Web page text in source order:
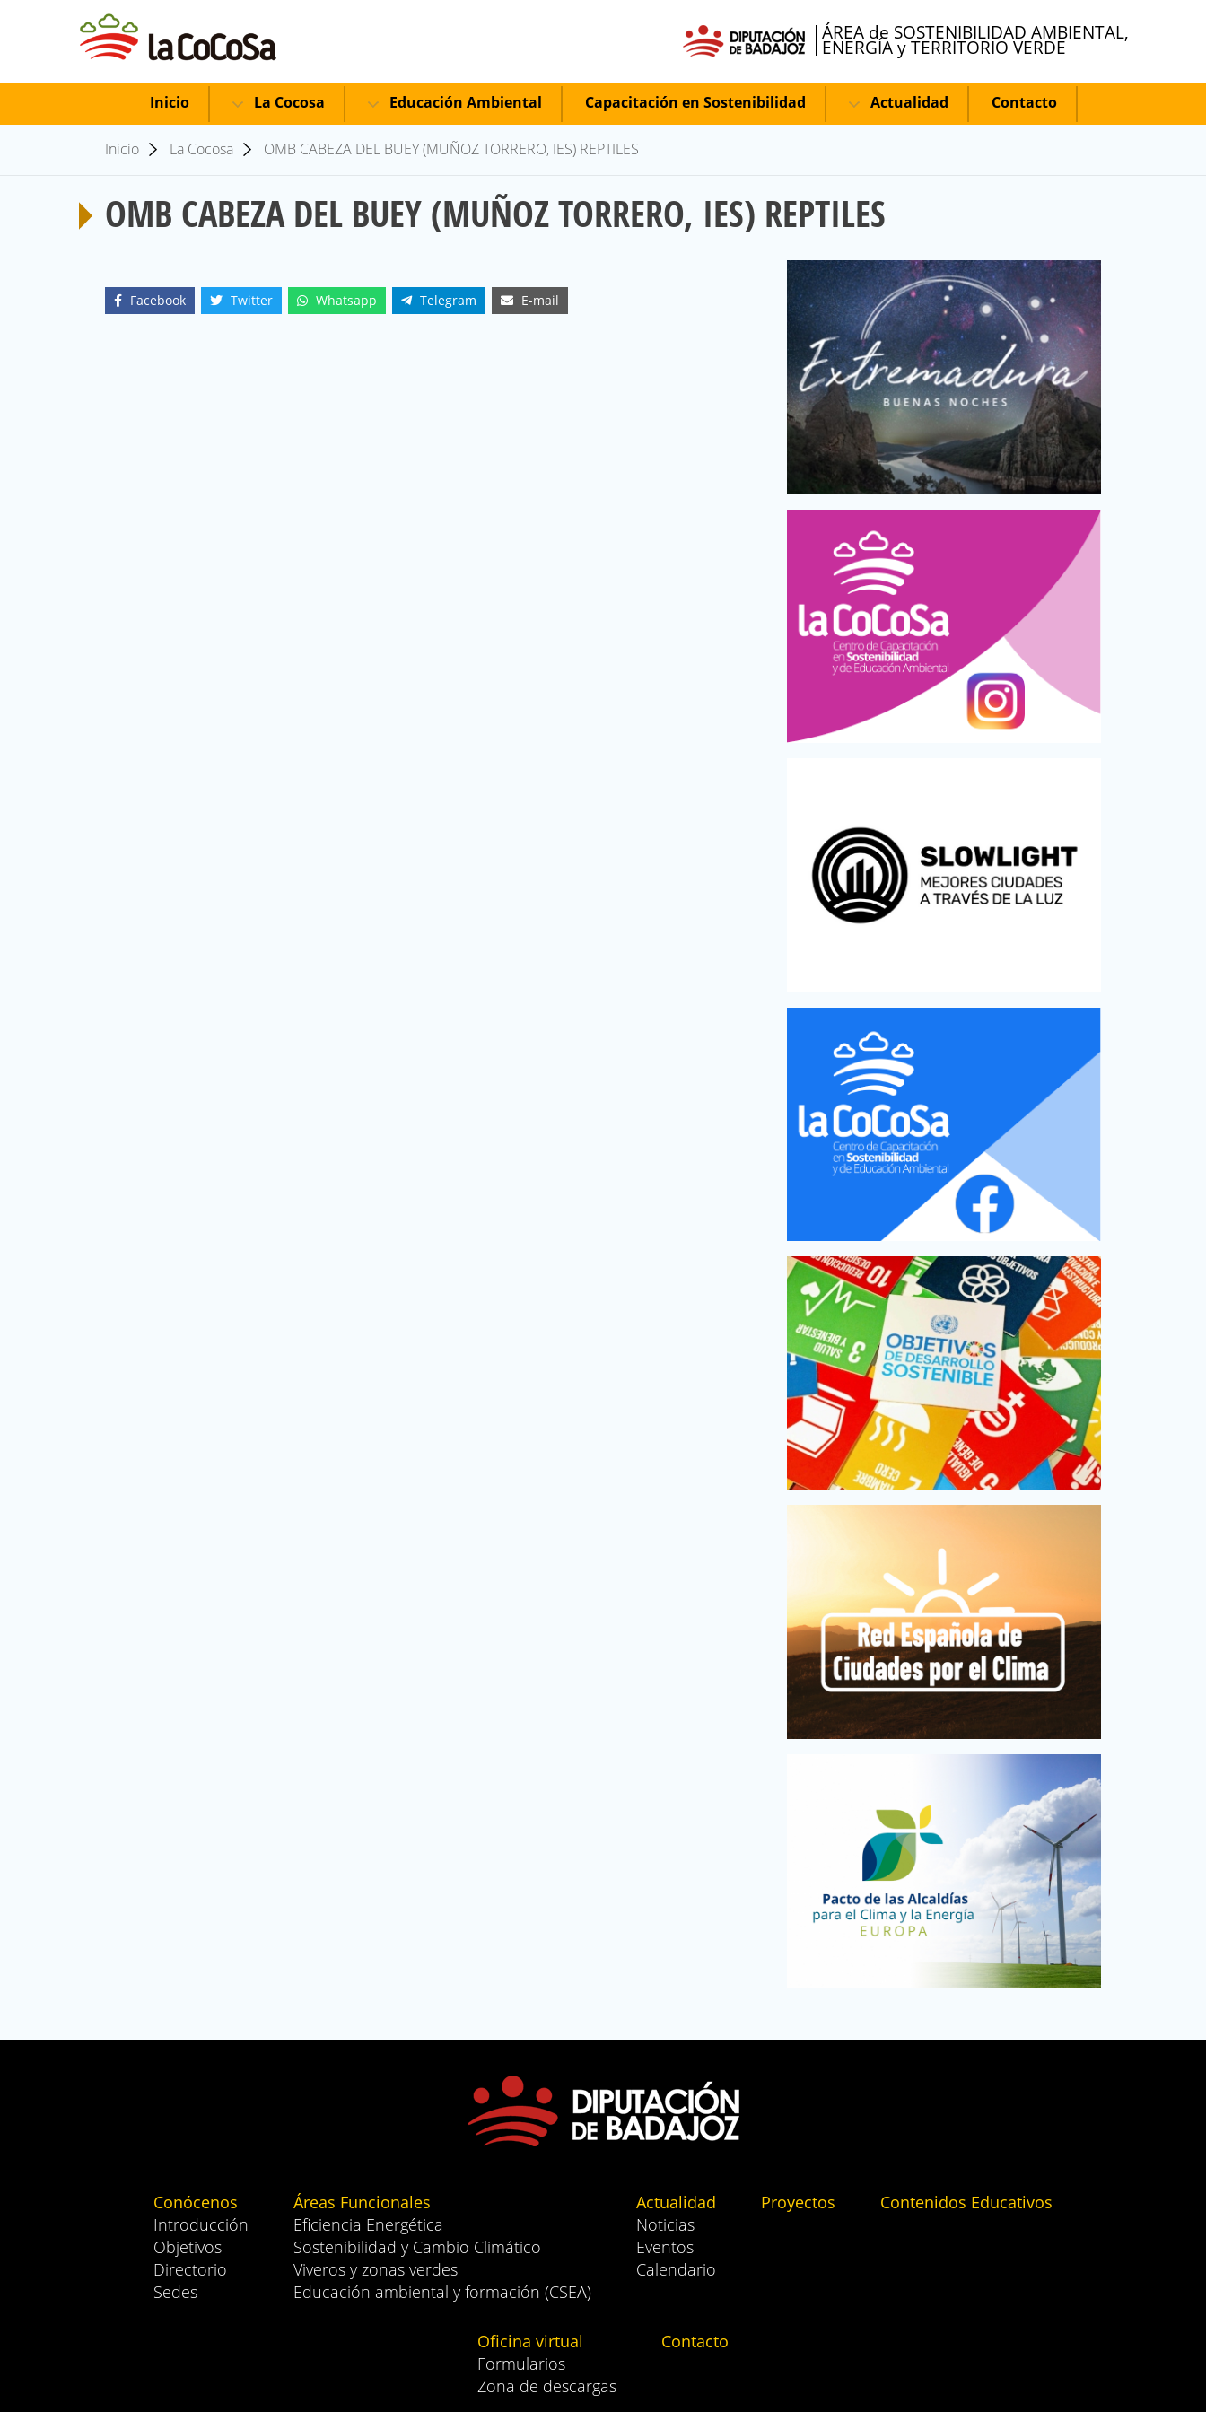
ÁREA de SOSTENIBILIDAD AMBIENTAL,
ENERGÍA y TERRITORIO VERDE
Inicio La Cocosa Educación Ambiental Capacitación en Sostenibilidad Actualidad Contacto
Inicio La Cocosa OMB CABEZA DEL BUEY (MUÑOZ TORRERO, IES) REPTILES
OMB CABEZA DEL BUEY (MUÑOZ TORRERO, IES) REPTILES
Facebook Twitter Whatsapp Telegram E-mail
Conócenos
Introducción
Objetivos
Directorio
Sedes
Áreas Funcionales
Eficiencia Energética
Sostenibilidad y Cambio Climático
Viveros y zonas verdes
Educación ambiental y formación (CSEA)
Actualidad
Noticias
Eventos
Calendario
Proyectos Contenidos Educativos
Oficina virtual
Formularios
Zona de descargas
Contacto